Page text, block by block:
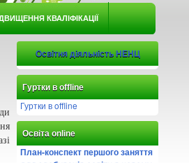
КВАЛІФІКАЦІЇ
Освітня діяльність НЕНЦ
Гуртки в offline
Гуртки в offline
Освіта online
План-конспект першого заняття